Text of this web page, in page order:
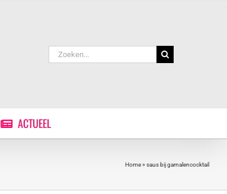
Zoeken
naar:
ACTUEEL
Home» saus bij garnalencocktail